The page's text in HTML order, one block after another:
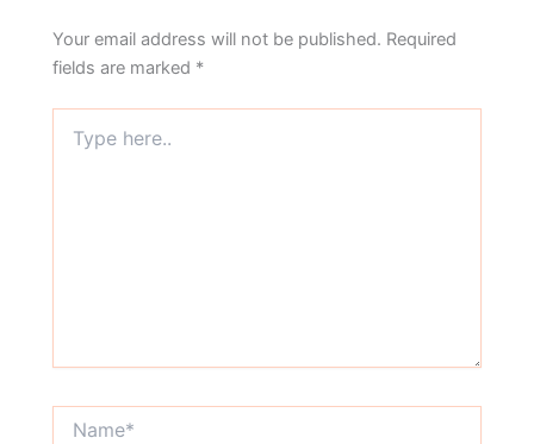
Your email address will not be published. Required
fields are marked *
here..